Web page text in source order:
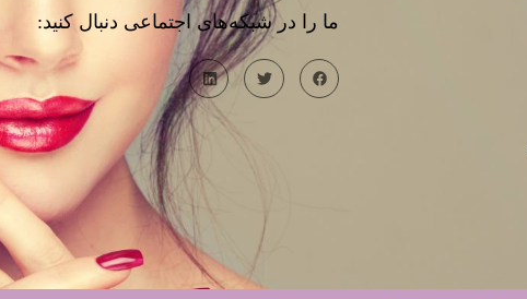
ما را در شبکه‌های اجتماعی دنبال کنید: